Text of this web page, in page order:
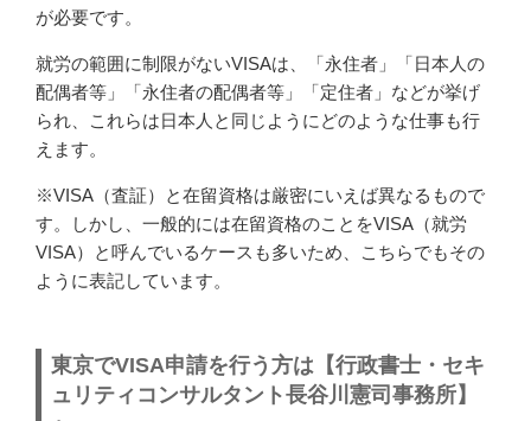
が必要です。
就労の範囲に制限がないVISAは、「永住者」「日本人の
配偶者等」「永住者の配偶者等」「定住者」などが挙げ
られ、これらは日本人と同じようにどのような仕事も行
えます。
※VISA（査証）と在留資格は厳密にいえば異なるもので
す。しかし、一般的には在留資格のことをVISA（就労
VISA）と呼んでいるケースも多いため、こちらでもその
ように表記しています。
東京でVISA申請を行う方は【行政書士・セキ
ュリティコンサルタント長谷川憲司事務所】